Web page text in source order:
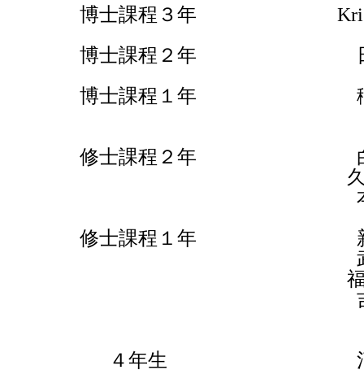
博士課程３年
博士課程２年
博士課程１年
修士課程２年
修士課程１年
４年生